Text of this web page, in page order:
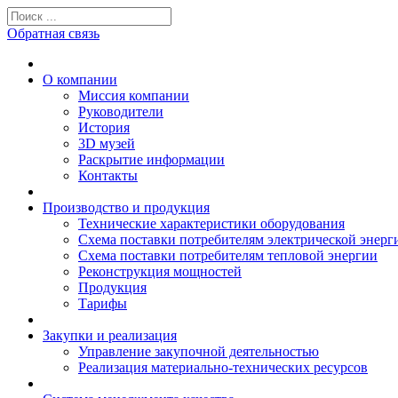
Обратная связь
О компании
Миссия компании
Руководители
История
3D музей
Раскрытие информации
Контакты
Производство и продукция
Технические характеристики оборудования
Схема поставки потребителям электрической
Схема поставки потребителям тепловой энергии
Реконструкция мощностей
Продукция
Тарифы
Закупки и реализация
Управление закупочной деятельностью
Реализация материально-технических ресурсов